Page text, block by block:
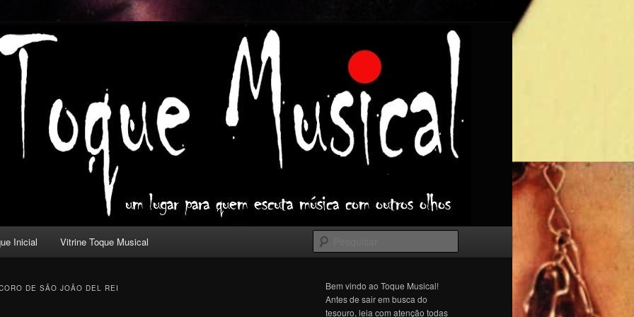
com outros olhos.
Inicial Vitrine Toque Musical
DE SÃO JOÃO DEL REI
Bem vindo ao Toque Musical!
Antes de sair em busca do
tesouro, leia com atenção todas